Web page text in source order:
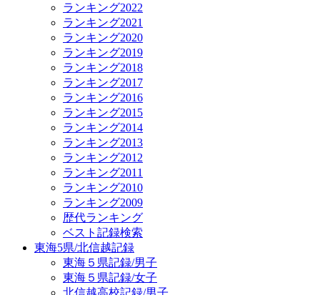
ランキング2022
ランキング2021
ランキング2020
ランキング2019
ランキング2018
ランキング2017
ランキング2016
ランキング2015
ランキング2014
ランキング2013
ランキング2012
ランキング2011
ランキング2010
ランキング2009
歴代ランキング
ベスト記録検索
東海5県/北信越記録
東海５県記録/男子
東海５県記録/女子
北信越高校記録/男子